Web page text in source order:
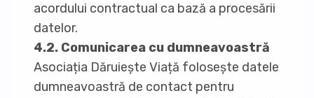
acordului contractual ca bază a procesării
datelor.
4.2. Comunicarea cu dumneavoastră
Asociația Dăruiește Viață folosește datele
dumneavoastră de contact pentru